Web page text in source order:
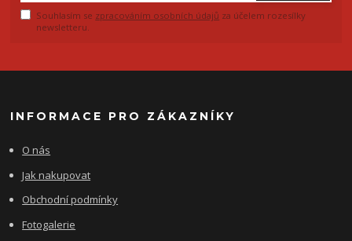
Souhlasím se zpracováním osobních údajů za účelem rozesílky
newsletteru.
INFORMACE PRO ZÁKAZNÍKY
O nás
Jak nakupovat
Obchodní podmínky
Fotogalerie